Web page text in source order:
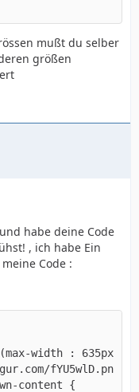
mußt du selber
größen
habe deine Code
, ich habe Ein
Code :